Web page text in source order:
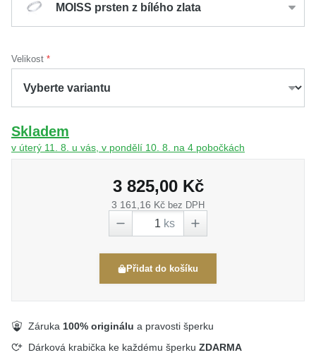
MOISS prsten z bílého zlata
Velikost
Skladem
v úterý 11. 8. u vás, v pondělí 10. 8. na 4 pobočkách
3 825,00 Kč
3 161,16 Kč bez DPH
ks
Přidat do košíku
Záruka 100% originálu a pravosti šperku
Dárková krabička ke každému šperku ZDARMA